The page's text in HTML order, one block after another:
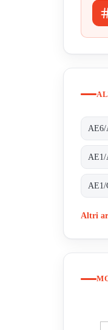
AE6/
AE1/
AE1/
Altri